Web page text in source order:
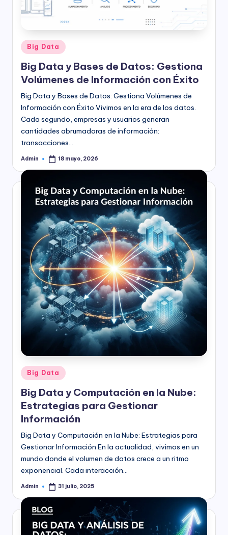
g
a
Publicado
en
Big Data
Big Data y Bases de Datos: Gestiona
Volúmenes de Información con Éxito
Big Data y Bases de Datos: Gestiona Volúmenes de
Información con Éxito Vivimos en la era de los datos.
Cada segundo, empresas y usuarios generan
cantidades abrumadoras de información:
transacciones…
Publicado
Admin 18 mayo, 2026
Publicado
en
Big Data
Big Data y Computación en la Nube:
Estrategias para Gestionar
Información
Big Data y Computación en la Nube: Estrategias para
Gestionar Información En la actualidad, vivimos en un
mundo donde el volumen de datos crece a un ritmo
exponencial. Cada interacción…
Publicado
Admin 31 julio, 2025